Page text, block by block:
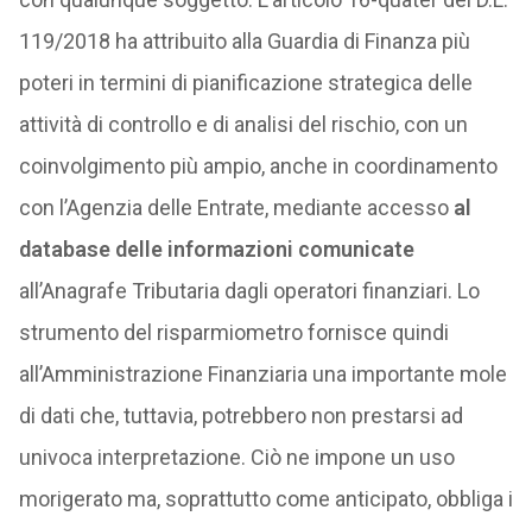
119/2018 ha attribuito alla Guardia di Finanza più
poteri in termini di pianificazione strategica delle
attività di controllo e di analisi del rischio, con un
coinvolgimento più ampio, anche in coordinamento
con l’Agenzia delle Entrate, mediante accesso al
database delle informazioni comunicate
all’Anagrafe Tributaria dagli operatori finanziari. Lo
strumento del risparmiometro fornisce quindi
all’Amministrazione Finanziaria una importante mole
di dati che, tuttavia, potrebbero non prestarsi ad
univoca interpretazione. Ciò ne impone un uso
morigerato ma, soprattutto come anticipato, obbliga i